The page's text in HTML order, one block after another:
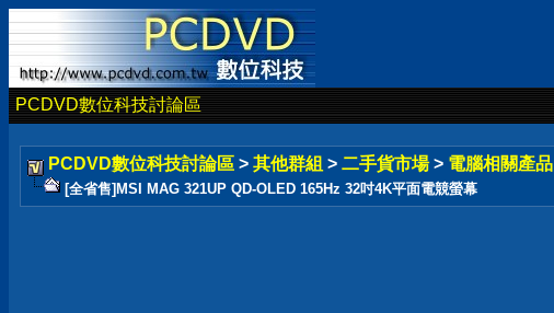
PCDVD數位科技討論區
PCDVD數位科技討論區 > 其他群組 > 二手貨市場 > 電腦相關產品
[全省售]MSI MAG 321UP QD-OLED 165Hz 32吋4K平面電競螢幕